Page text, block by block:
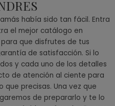
había sido tan fácil. Entra
el mejor catálogo en
para que disfrutes de tus
de satisfacción. Si lo
y cada uno de los detalles
de atención al ciente para
que precisas. Una vez que
de prepararlo y te lo